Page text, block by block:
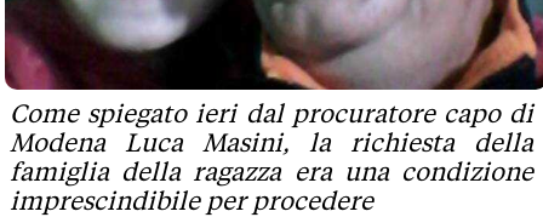
Come spiegato ieri dal procuratore capo di
Modena Luca Masini, la richiesta della
famiglia della ragazza era una condizione
imprescindibile per procedere